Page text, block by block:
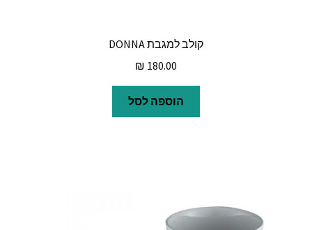
קולב למגבת DONNA
₪ 180.00
הוספה לסל